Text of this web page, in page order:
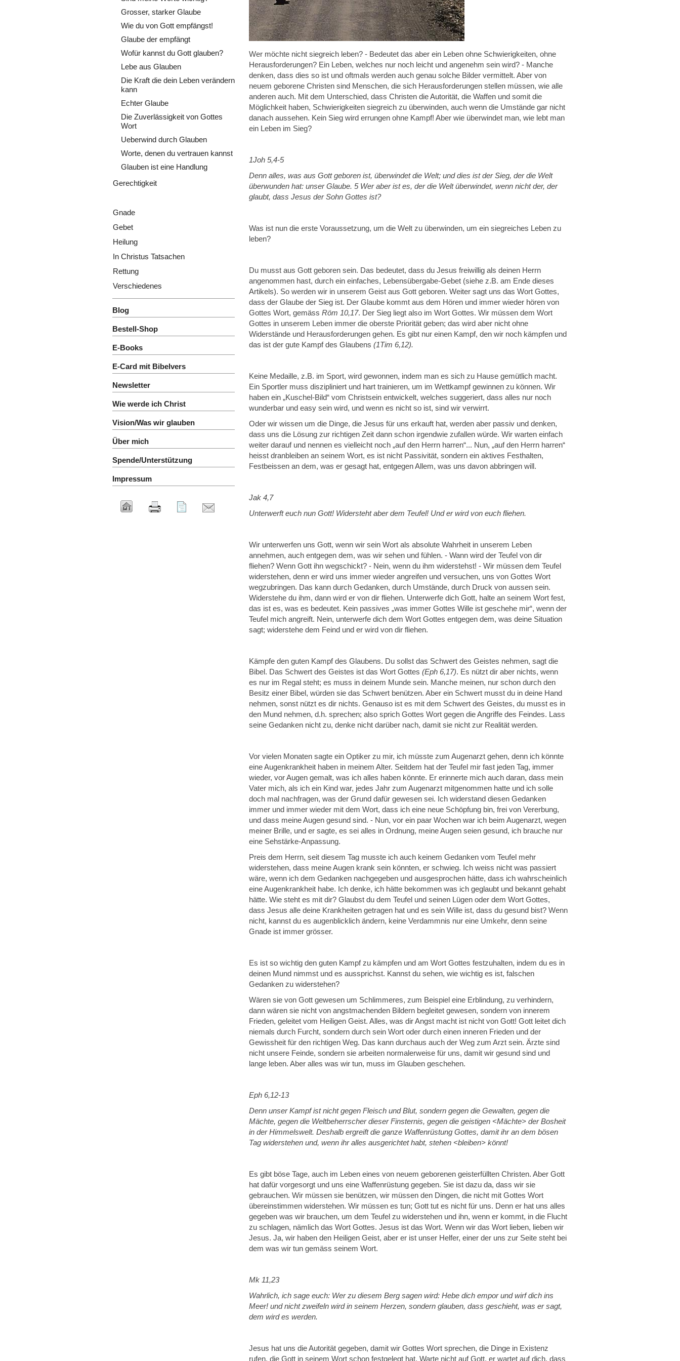
Wer möchte nicht siegreich leben? - Bedeutet das aber ein Leben ohne Schwierigkeiten, ohne
Herausforderungen? Ein Leben, welches nur noch leicht und angenehm sein wird? - Manche
denken, dass dies so ist und oftmals werden auch genau solche Bilder vermittelt. Aber von
neuem geborene Christen sind Menschen, die sich Herausforderungen stellen müssen, wie alle
anderen auch. Mit dem Unterschied, dass Christen die Autorität, die Waffen und somit die
Möglichkeit haben, Schwierigkeiten siegreich zu überwinden, auch wenn die Umstände gar nicht
danach aussehen. Kein Sieg wird errungen ohne Kampf! Aber wie überwindet man, wie lebt man
ein Leben im Sieg?
1Joh 5,4-5
Denn alles, was aus Gott geboren ist, überwindet die Welt; und dies ist der Sieg, der die Welt
überwunden hat: unser Glaube. 5 Wer aber ist es, der die Welt überwindet, wenn nicht der, der
glaubt, dass Jesus der Sohn Gottes ist?
Was ist nun die erste Voraussetzung, um die Welt zu überwinden, um ein siegreiches Leben zu
leben?
Du musst aus Gott geboren sein. Das bedeutet, dass du Jesus freiwillig als deinen Herrn
angenommen hast, durch ein einfaches, Lebensübergabe-Gebet (siehe z.B. am Ende dieses
Artikels). So werden wir in unserem Geist aus Gott geboren. Weiter sagt uns das Wort Gottes,
dass der Glaube der Sieg ist. Der Glaube kommt aus dem Hören und immer wieder hören von
Gottes Wort, gemäss Röm 10,17. Der Sieg liegt also im Wort Gottes. Wir müssen dem Wort
Gottes in unserem Leben immer die oberste Priorität geben; das wird aber nicht ohne
Widerstände und Herausforderungen gehen. Es gibt nur einen Kampf, den wir noch kämpfen und
das ist der gute Kampf des Glaubens (1Tim 6,12).
Keine Medaille, z.B. im Sport, wird gewonnen, indem man es sich zu Hause gemütlich macht.
Ein Sportler muss diszipliniert und hart trainieren, um im Wettkampf gewinnen zu können. Wir
haben ein „Kuschel-Bild“ vom Christsein entwickelt, welches suggeriert, dass alles nur noch
wunderbar und easy sein wird, und wenn es nicht so ist, sind wir verwirrt.
Oder wir wissen um die Dinge, die Jesus für uns erkauft hat, werden aber passiv und denken,
dass uns die Lösung zur richtigen Zeit dann schon irgendwie zufallen würde. Wir warten einfach
weiter darauf und nennen es vielleicht noch „auf den Herrn harren“... Nun, „auf den Herrn harren“
heisst dranbleiben an seinem Wort, es ist nicht Passivität, sondern ein aktives Festhalten,
Festbeissen an dem, was er gesagt hat, entgegen Allem, was uns davon abbringen will.
Jak 4,7
Unterwerft euch nun Gott! Widersteht aber dem Teufel! Und er wird von euch fliehen.
Wir unterwerfen uns Gott, wenn wir sein Wort als absolute Wahrheit in unserem Leben
annehmen, auch entgegen dem, was wir sehen und fühlen. - Wann wird der Teufel von dir
fliehen? Wenn Gott ihn wegschickt? - Nein, wenn du ihm widerstehst! - Wir müssen dem Teufel
widerstehen, denn er wird uns immer wieder angreifen und versuchen, uns von Gottes Wort
wegzubringen. Das kann durch Gedanken, durch Umstände, durch Druck von aussen sein.
Widerstehe du ihm, dann wird er von dir fliehen. Unterwerfe dich Gott, halte an seinem Wort fest,
das ist es, was es bedeutet. Kein passives „was immer Gottes Wille ist geschehe mir“, wenn der
Teufel mich angreift. Nein, unterwerfe dich dem Wort Gottes entgegen dem, was deine Situation
sagt; widerstehe dem Feind und er wird von dir fliehen.
Kämpfe den guten Kampf des Glaubens. Du sollst das Schwert des Geistes nehmen, sagt die
Bibel. Das Schwert des Geistes ist das Wort Gottes (Eph 6,17). Es nützt dir aber nichts, wenn
es nur im Regal steht; es muss in deinem Munde sein. Manche meinen, nur schon durch den
Besitz einer Bibel, würden sie das Schwert benützen. Aber ein Schwert musst du in deine Hand
nehmen, sonst nützt es dir nichts. Genauso ist es mit dem Schwert des Geistes, du musst es in
den Mund nehmen, d.h. sprechen; also sprich Gottes Wort gegen die Angriffe des Feindes. Lass
seine Gedanken nicht zu, denke nicht darüber nach, damit sie nicht zur Realität werden.
Vor vielen Monaten sagte ein Optiker zu mir, ich müsste zum Augenarzt gehen, denn ich könnte
eine Augenkrankheit haben in meinem Alter. Seitdem hat der Teufel mir fast jeden Tag, immer
wieder, vor Augen gemalt, was ich alles haben könnte. Er erinnerte mich auch daran, dass mein
Vater mich, als ich ein Kind war, jedes Jahr zum Augenarzt mitgenommen hatte und ich solle
doch mal nachfragen, was der Grund dafür gewesen sei. Ich widerstand diesen Gedanken
immer und immer wieder mit dem Wort, dass ich eine neue Schöpfung bin, frei von Vererbung,
und dass meine Augen gesund sind. - Nun, vor ein paar Wochen war ich beim Augenarzt, wegen
meiner Brille, und er sagte, es sei alles in Ordnung, meine Augen seien gesund, ich brauche nur
eine Sehstärke-Anpassung.
Preis dem Herrn, seit diesem Tag musste ich auch keinem Gedanken vom Teufel mehr
widerstehen, dass meine Augen krank sein könnten, er schwieg. Ich weiss nicht was passiert
wäre, wenn ich dem Gedanken nachgegeben und ausgesprochen hätte, dass ich wahrscheinlich
eine Augenkrankheit habe. Ich denke, ich hätte bekommen was ich geglaubt und bekannt gehabt
hätte. Wie steht es mit dir? Glaubst du dem Teufel und seinen Lügen oder dem Wort Gottes,
dass Jesus alle deine Krankheiten getragen hat und es sein Wille ist, dass du gesund bist? Wenn
nicht, kannst du es augenblicklich ändern, keine Verdammnis nur eine Umkehr, denn seine
Gnade ist immer grösser.
Es ist so wichtig den guten Kampf zu kämpfen und am Wort Gottes festzuhalten, indem du es in
deinen Mund nimmst und es aussprichst. Kannst du sehen, wie wichtig es ist, falschen
Gedanken zu widerstehen?
Wären sie von Gott gewesen um Schlimmeres, zum Beispiel eine Erblindung, zu verhindern,
dann wären sie nicht von angstmachenden Bildern begleitet gewesen, sondern von innerem
Frieden, geleitet vom Heiligen Geist. Alles, was dir Angst macht ist nicht von Gott! Gott leitet dich
niemals durch Furcht, sondern durch sein Wort oder durch einen inneren Frieden und der
Gewissheit für den richtigen Weg. Das kann durchaus auch der Weg zum Arzt sein. Ärzte sind
nicht unsere Feinde, sondern sie arbeiten normalerweise für uns, damit wir gesund sind und
lange leben. Aber alles was wir tun, muss im Glauben geschehen.
Eph 6,12-13
Denn unser Kampf ist nicht gegen Fleisch und Blut, sondern gegen die Gewalten, gegen die
Mächte, gegen die Weltbeherrscher dieser Finsternis, gegen die geistigen <Mächte> der Bosheit
in der Himmelswelt. Deshalb ergreift die ganze Waffenrüstung Gottes, damit ihr an dem bösen
Tag widerstehen und, wenn ihr alles ausgerichtet habt, stehen <bleiben> könnt!
Es gibt böse Tage, auch im Leben eines von neuem geborenen geisterfüllten Christen. Aber Gott
hat dafür vorgesorgt und uns eine Waffenrüstung gegeben. Sie ist dazu da, dass wir sie
gebrauchen. Wir müssen sie benützen, wir müssen den Dingen, die nicht mit Gottes Wort
übereinstimmen widerstehen. Wir müssen es tun; Gott tut es nicht für uns. Denn er hat uns alles
gegeben was wir brauchen, um dem Teufel zu widerstehen und ihn, wenn er kommt, in die Flucht
zu schlagen, nämlich das Wort Gottes. Jesus ist das Wort. Wenn wir das Wort lieben, lieben wir
Jesus. Ja, wir haben den Heiligen Geist, aber er ist unser Helfer, einer der uns zur Seite steht bei
dem was wir tun gemäss seinem Wort.
Mk 11,23
Wahrlich, ich sage euch: Wer zu diesem Berg sagen wird: Hebe dich empor und wirf dich ins
Meer! und nicht zweifeln wird in seinem Herzen, sondern glauben, dass geschieht, was er sagt,
dem wird es werden.
Jesus hat uns die Autorität gegeben, damit wir Gottes Wort sprechen, die Dinge in Existenz
rufen, die Gott in seinem Wort schon festgelegt hat. Warte nicht auf Gott, er wartet auf dich, dass
Grosser, starker Glaube
Wie du von Gott empfängst!
Glaube der empfängt
Wofür kannst du Gott glauben?
Lebe aus Glauben
Die Kraft die dein Leben verändern
kann
Echter Glaube
Die Zuverlässigkeit von Gottes
Wort
Ueberwind durch Glauben
Worte, denen du vertrauen kannst
Glauben ist eine Handlung
Gerechtigkeit
Gnade
Gebet
Heilung
In Christus Tatsachen
Rettung
Verschiedenes
Blog
Bestell-Shop
E-Books
E-Card mit Bibelvers
Newsletter
Wie werde ich Christ
Vision/Was wir glauben
Über mich
Spende/Unterstützung
Impressum